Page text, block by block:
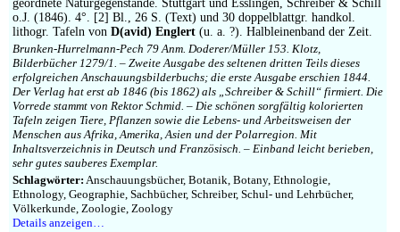
geordnete Naturgegenstände. Stuttgart und Esslingen, Schreiber & Schill
o.J. (1846). 4°. [2] Bl., 26 S. (Text) und 30 doppelblattgr. handkol.
lithogr. Tafeln von D(avid) Englert (u. a. ?). Halbleinenband der Zeit.
Brunken-Hurrelmann-Pech 79 Anm. Doderer/Müller 153. Klotz,
Bilderbücher 1279/1. – Zweite Ausgabe des seltenen dritten Teils dieses
erfolgreichen Anschauungsbilderbuchs; die erste Ausgabe erschien 1844.
Der Verlag hat erst ab 1846 (bis 1862) als „Schreiber & Schill“ firmiert. Die
Vorrede stammt von Rektor Schmid. – Die schönen sorgfältig kolorierten
Tafeln zeigen Tiere, Pflanzen sowie die Lebens- und Arbeitsweisen der
Menschen aus Afrika, Amerika, Asien und der Polarregion. Mit
Inhaltsverzeichnis in Deutsch und Französisch. – Einband leicht berieben,
sehr gutes sauberes Exemplar.
Schlagwörter: Anschauungsbücher, Botanik, Botany, Ethnologie,
Ethnology, Geographie, Sachbücher, Schreiber, Schul- und Lehrbücher,
Völkerkunde, Zoologie, Zoology
Details anzeigen…